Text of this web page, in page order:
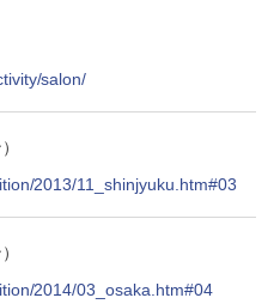
salon/
2013/11_shinjyuku.htm#03
2014/03_osaka.htm#04